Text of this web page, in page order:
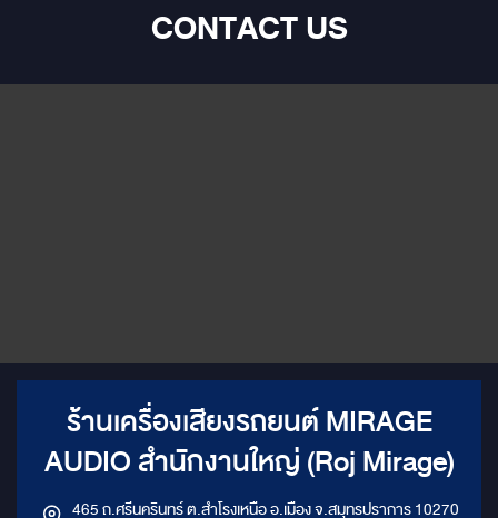
CONTACT US
ร้านเครื่องเสียงรถยนต์ MIRAGE
AUDIO สำนักงานใหญ่ (Roj Mirage)
465 ถ.ศรีนครินทร์ ต.สำโรงเหนือ อ.เมือง จ.สมุทรปราการ 10270